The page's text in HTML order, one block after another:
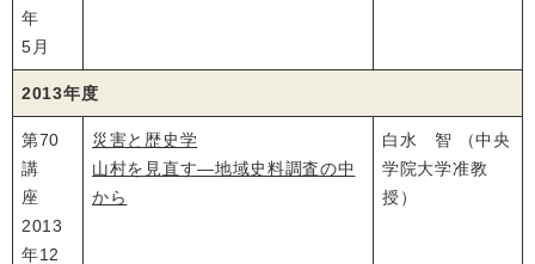
年
5月
2013年度
第70
講
座
2013
年12
災害と歴史学
山村を見直す―地域史料調査の中
から
白水 智 （中央
学院大学准教
授）